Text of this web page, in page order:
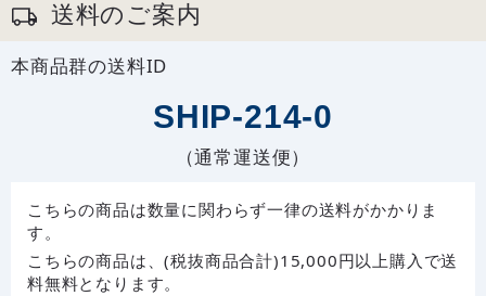
送料のご案内
本商品群の送料ID
SHIP-214-0
（通常運送便）
こちらの商品は数量に関わらず一律の送料がかかりま
す。
こちらの商品は、(税抜商品合計)15,000円以上購入で送
料無料となります。